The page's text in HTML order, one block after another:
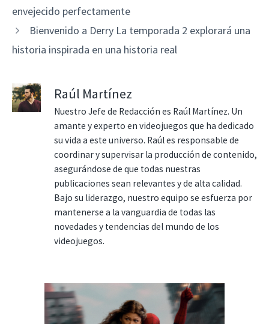
envejecido perfectamente
Bienvenido a Derry La temporada 2 explorará una
historia inspirada en una historia real
Raúl Martínez
Nuestro Jefe de Redacción es Raúl Martínez. Un
amante y experto en videojuegos que ha dedicado
su vida a este universo. Raúl es responsable de
coordinar y supervisar la producción de contenido,
asegurándose de que todas nuestras
publicaciones sean relevantes y de alta calidad.
Bajo su liderazgo, nuestro equipo se esfuerza por
mantenerse a la vanguardia de todas las
novedades y tendencias del mundo de los
videojuegos.